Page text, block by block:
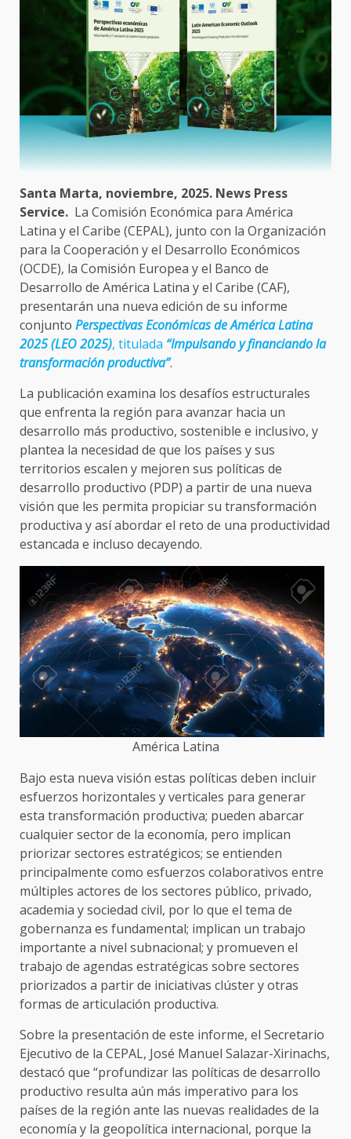
Santa Marta, noviembre, 2025. News Press
Service. La Comisión Económica para América
Latina y el Caribe (CEPAL), junto con la Organización
para la Cooperación y el Desarrollo Económicos
(OCDE), la Comisión Europea y el Banco de
Desarrollo de América Latina y el Caribe (CAF),
presentarán una nueva edición de su informe
conjunto Perspectivas Económicas de América Latina
2025 (LEO 2025), titulada “Impulsando y financiando la
transformación productiva”.
La publicación examina los desafíos estructurales
que enfrenta la región para avanzar hacia un
desarrollo más productivo, sostenible e inclusivo, y
plantea la necesidad de que los países y sus
territorios escalen y mejoren sus políticas de
desarrollo productivo (PDP) a partir de una nueva
visión que les permita propiciar su transformación
productiva y así abordar el reto de una productividad
estancada e incluso decayendo.
América Latina
Bajo esta nueva visión estas políticas deben incluir
esfuerzos horizontales y verticales para generar
esta transformación productiva; pueden abarcar
cualquier sector de la economía, pero implican
priorizar sectores estratégicos; se entienden
principalmente como esfuerzos colaborativos entre
múltiples actores de los sectores público, privado,
academia y sociedad civil, por lo que el tema de
gobernanza es fundamental; implican un trabajo
importante a nivel subnacional; y promueven el
trabajo de agendas estratégicas sobre sectores
priorizados a partir de iniciativas clúster y otras
formas de articulación productiva.
Sobre la presentación de este informe, el Secretario
Ejecutivo de la CEPAL, José Manuel Salazar-Xirinachs,
destacó que “profundizar las políticas de desarrollo
productivo resulta aún más imperativo para los
países de la región ante las nuevas realidades de la
economía y la geopolítica internacional, porque la